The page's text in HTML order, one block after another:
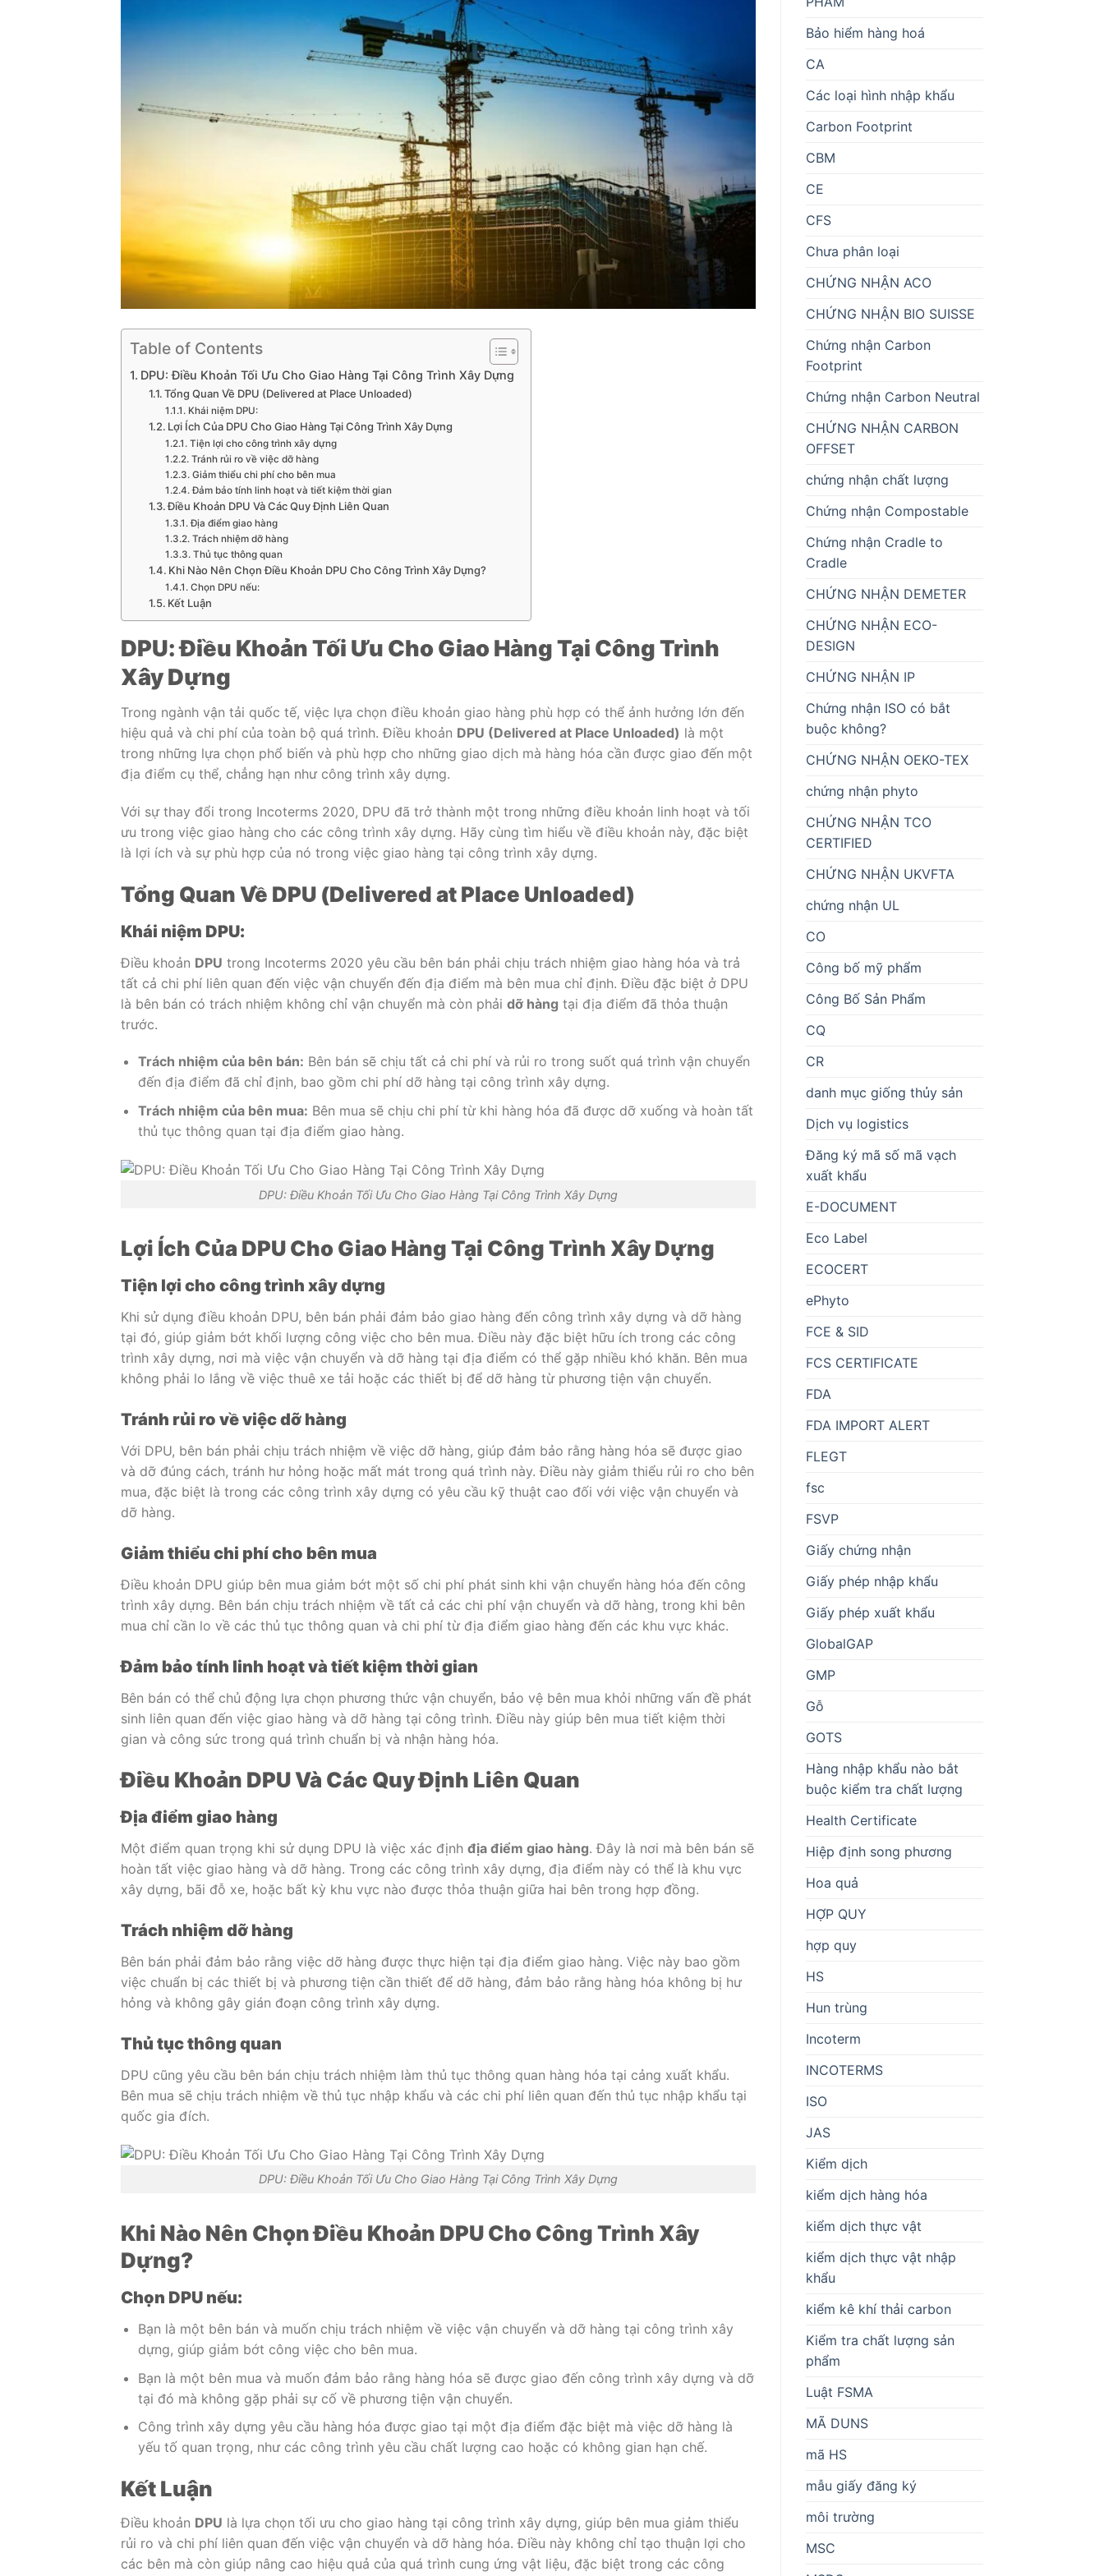
Table of Contents
DPU: Điều Khoản Tối Ưu Cho Giao Hàng Tại Công Trình Xây Dựng
Tổng Quan Về DPU (Delivered at Place Unloaded)
Khái niệm DPU:
Lợi Ích Của DPU Cho Giao Hàng Tại Công Trình Xây Dựng
Tiện lợi cho công trình xây dựng
Tránh rủi ro về việc dỡ hàng
Giảm thiểu chi phí cho bên mua
Đảm bảo tính linh hoạt và tiết kiệm thời gian
Điều Khoản DPU Và Các Quy Định Liên Quan
Địa điểm giao hàng
Trách nhiệm dỡ hàng
Thủ tục thông quan
Khi Nào Nên Chọn Điều Khoản DPU Cho Công Trình Xây Dựng?
Chọn DPU nếu:
Kết Luận
DPU: Điều Khoản Tối Ưu Cho Giao Hàng Tại Công Trình
Xây Dựng
Trong ngành vận tải quốc tế, việc lựa chọn điều khoản giao hàng phù hợp có thể ảnh hưởng lớn đến
hiệu quả và chi phí của toàn bộ quá trình. Điều khoản DPU (Delivered at Place Unloaded) là một
trong những lựa chọn phổ biến và phù hợp cho những giao dịch mà hàng hóa cần được giao đến một
địa điểm cụ thể, chẳng hạn như công trình xây dựng.
Với sự thay đổi trong Incoterms 2020, DPU đã trở thành một trong những điều khoản linh hoạt và tối
ưu trong việc giao hàng cho các công trình xây dựng. Hãy cùng tìm hiểu về điều khoản này, đặc biệt
là lợi ích và sự phù hợp của nó trong việc giao hàng tại công trình xây dựng.
Tổng Quan Về DPU (Delivered at Place Unloaded)
Khái niệm DPU:
Điều khoản DPU trong Incoterms 2020 yêu cầu bên bán phải chịu trách nhiệm giao hàng hóa và trả
tất cả chi phí liên quan đến việc vận chuyển đến địa điểm mà bên mua chỉ định. Điều đặc biệt ở DPU
là bên bán có trách nhiệm không chỉ vận chuyển mà còn phải dỡ hàng tại địa điểm đã thỏa thuận
trước.
Trách nhiệm của bên bán: Bên bán sẽ chịu tất cả chi phí và rủi ro trong suốt quá trình vận chuyển
đến địa điểm đã chỉ định, bao gồm chi phí dỡ hàng tại công trình xây dựng.
Trách nhiệm của bên mua: Bên mua sẽ chịu chi phí từ khi hàng hóa đã được dỡ xuống và hoàn tất
thủ tục thông quan tại địa điểm giao hàng.
DPU: Điều Khoản Tối Ưu Cho Giao Hàng Tại Công Trình Xây Dựng
Lợi Ích Của DPU Cho Giao Hàng Tại Công Trình Xây Dựng
Tiện lợi cho công trình xây dựng
Khi sử dụng điều khoản DPU, bên bán phải đảm bảo giao hàng đến công trình xây dựng và dỡ hàng
tại đó, giúp giảm bớt khối lượng công việc cho bên mua. Điều này đặc biệt hữu ích trong các công
trình xây dựng, nơi mà việc vận chuyển và dỡ hàng tại địa điểm có thể gặp nhiều khó khăn. Bên mua
không phải lo lắng về việc thuê xe tải hoặc các thiết bị để dỡ hàng từ phương tiện vận chuyển.
Tránh rủi ro về việc dỡ hàng
Với DPU, bên bán phải chịu trách nhiệm về việc dỡ hàng, giúp đảm bảo rằng hàng hóa sẽ được giao
và dỡ đúng cách, tránh hư hỏng hoặc mất mát trong quá trình này. Điều này giảm thiểu rủi ro cho bên
mua, đặc biệt là trong các công trình xây dựng có yêu cầu kỹ thuật cao đối với việc vận chuyển và
dỡ hàng.
Giảm thiểu chi phí cho bên mua
Điều khoản DPU giúp bên mua giảm bớt một số chi phí phát sinh khi vận chuyển hàng hóa đến công
trình xây dựng. Bên bán chịu trách nhiệm về tất cả các chi phí vận chuyển và dỡ hàng, trong khi bên
mua chỉ cần lo về các thủ tục thông quan và chi phí từ địa điểm giao hàng đến các khu vực khác.
Đảm bảo tính linh hoạt và tiết kiệm thời gian
Bên bán có thể chủ động lựa chọn phương thức vận chuyển, bảo vệ bên mua khỏi những vấn đề phát
sinh liên quan đến việc giao hàng và dỡ hàng tại công trình. Điều này giúp bên mua tiết kiệm thời
gian và công sức trong quá trình chuẩn bị và nhận hàng hóa.
Điều Khoản DPU Và Các Quy Định Liên Quan
Địa điểm giao hàng
Một điểm quan trọng khi sử dụng DPU là việc xác định địa điểm giao hàng. Đây là nơi mà bên bán sẽ
hoàn tất việc giao hàng và dỡ hàng. Trong các công trình xây dựng, địa điểm này có thể là khu vực
xây dựng, bãi đỗ xe, hoặc bất kỳ khu vực nào được thỏa thuận giữa hai bên trong hợp đồng.
Trách nhiệm dỡ hàng
Bên bán phải đảm bảo rằng việc dỡ hàng được thực hiện tại địa điểm giao hàng. Việc này bao gồm
việc chuẩn bị các thiết bị và phương tiện cần thiết để dỡ hàng, đảm bảo rằng hàng hóa không bị hư
hỏng và không gây gián đoạn công trình xây dựng.
Thủ tục thông quan
DPU cũng yêu cầu bên bán chịu trách nhiệm làm thủ tục thông quan hàng hóa tại cảng xuất khẩu.
Bên mua sẽ chịu trách nhiệm về thủ tục nhập khẩu và các chi phí liên quan đến thủ tục nhập khẩu tại
quốc gia đích.
DPU: Điều Khoản Tối Ưu Cho Giao Hàng Tại Công Trình Xây Dựng
Khi Nào Nên Chọn Điều Khoản DPU Cho Công Trình Xây
Dựng?
Chọn DPU nếu:
Bạn là một bên bán và muốn chịu trách nhiệm về việc vận chuyển và dỡ hàng tại công trình xây
dựng, giúp giảm bớt công việc cho bên mua.
Bạn là một bên mua và muốn đảm bảo rằng hàng hóa sẽ được giao đến công trình xây dựng và dỡ
tại đó mà không gặp phải sự cố về phương tiện vận chuyển.
Công trình xây dựng yêu cầu hàng hóa được giao tại một địa điểm đặc biệt mà việc dỡ hàng là
yếu tố quan trọng, như các công trình yêu cầu chất lượng cao hoặc có không gian hạn chế.
Kết Luận
Điều khoản DPU là lựa chọn tối ưu cho giao hàng tại công trình xây dựng, giúp bên mua giảm thiểu
rủi ro và chi phí liên quan đến việc vận chuyển và dỡ hàng hóa. Điều này không chỉ tạo thuận lợi cho
các bên mà còn giúp nâng cao hiệu quả của quá trình cung ứng vật liệu, đặc biệt trong các công
Bảo hiểm hàng hoá
CA
Các loại hình nhập khẩu
Carbon Footprint
CBM
CE
CFS
Chưa phân loại
CHỨNG NHẬN ACO
CHỨNG NHẬN BIO SUISSE
Chứng nhận Carbon
Footprint
Chứng nhận Carbon Neutral
CHỨNG NHẬN CARBON
OFFSET
chứng nhận chất lượng
Chứng nhận Compostable
Chứng nhận Cradle to
Cradle
CHỨNG NHẬN DEMETER
CHỨNG NHẬN ECO-
DESIGN
CHỨNG NHẬN IP
Chứng nhận ISO có bắt
buộc không?
CHỨNG NHẬN OEKO-TEX
chứng nhận phyto
CHỨNG NHẬN TCO
CERTIFIED
CHỨNG NHẬN UKVFTA
chứng nhận UL
CO
Công bố mỹ phẩm
Công Bố Sản Phẩm
CQ
CR
danh mục giống thủy sản
Dịch vụ logistics
Đăng ký mã số mã vạch
xuất khẩu
E-DOCUMENT
Eco Label
ECOCERT
ePhyto
FCE & SID
FCS CERTIFICATE
FDA
FDA IMPORT ALERT
FLEGT
fsc
FSVP
Giấy chứng nhận
Giấy phép nhập khẩu
Giấy phép xuất khẩu
GlobalGAP
GMP
Gỗ
GOTS
Hàng nhập khẩu nào bắt
buộc kiểm tra chất lượng
Health Certificate
Hiệp định song phương
Hoa quả
HỢP QUY
hợp quy
HS
Hun trùng
Incoterm
INCOTERMS
ISO
JAS
Kiểm dịch
kiểm dịch hàng hóa
kiểm dịch thực vật
kiểm dịch thực vật nhập
khẩu
kiểm kê khí thải carbon
Kiểm tra chất lượng sản
phẩm
Luật FSMA
MÃ DUNS
mã HS
mẫu giấy đăng ký
môi trường
MSC